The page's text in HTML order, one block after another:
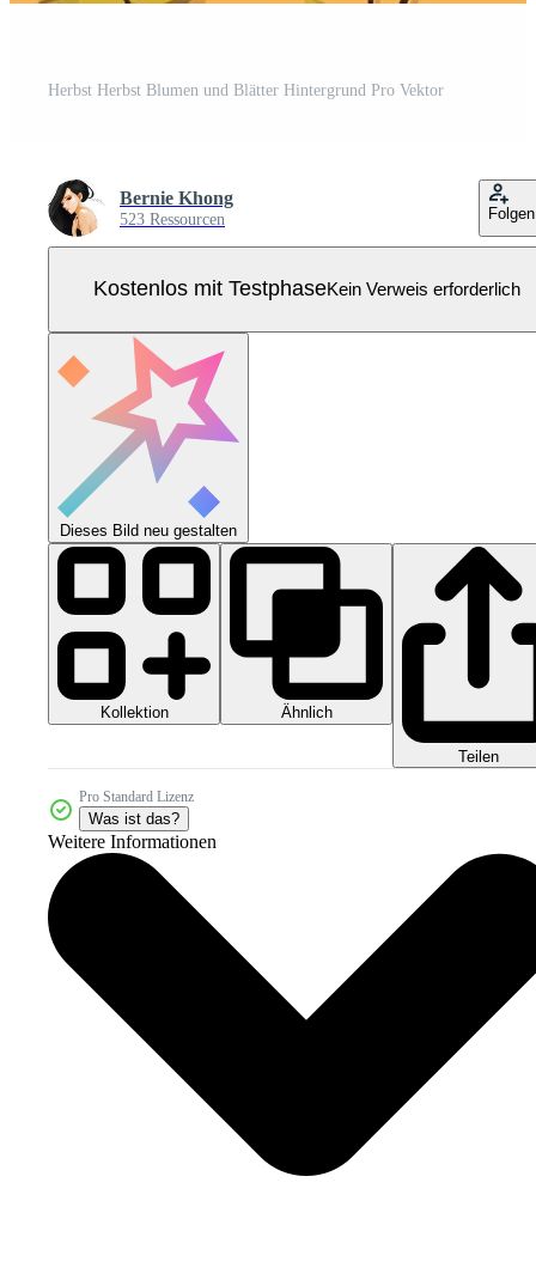
Herbst Herbst Blumen und Blätter Hintergrund Pro Vektor
Bernie Khong
523 Ressourcen Folgen
Kostenlos mit TestphaseKein Verweis erforderlich
Dieses Bild neu gestalten
Kollektion Ähnlich
Teilen
Pro Standard Lizenz
Was ist das?
Weitere Informationen